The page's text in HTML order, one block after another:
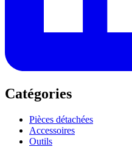
Catégories
Pièces détachées
Accessoires
Outils